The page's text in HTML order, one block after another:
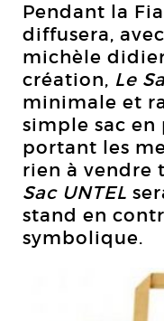
Pendant la
diffusera,
michèle
création, Le
minimale et
simple sac
portant les
rien à vendre
Sac UNTEL
stand en
symbolique.